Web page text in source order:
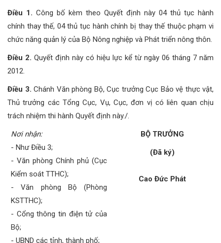
Điều 1. Công bố kèm theo Quyết định này 04 thủ tục hành
chính thay thế, 04 thủ tục hành chính bị thay thế thuộc phạm vi
chức năng quản lý của Bộ Nông nghiệp và Phát triển nông thôn.
Điều 2. Quyết định này có hiệu lực kể từ ngày 06 tháng 7 năm
2012.
Điều 3. Chánh Văn phòng Bộ, Cục trưởng Cục Bảo vệ thực vật,
Thủ trưởng các Tổng Cục, Vụ, Cục, đơn vị có liên quan chịu
trách nhiệm thi hành Quyết định này./.
Nơi nhận:
- Như Điều 3;
- Văn phòng Chính phủ (Cục
Kiểm soát TTHC);
- Văn phòng Bộ (Phòng
KSTTHC);
- Cổng thông tin điện tử của
Bộ;
- UBND các tỉnh, thành phố;
BỘ TRƯỞNG
(Đã ký)
Cao Đức Phát